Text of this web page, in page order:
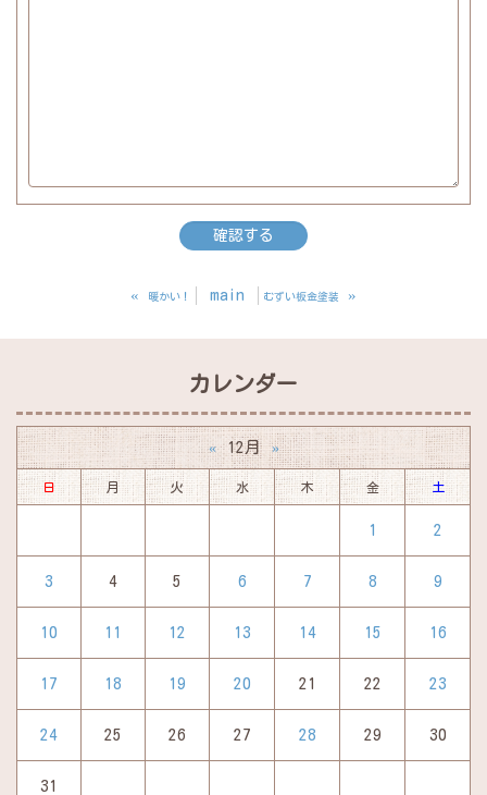
« 暖かい！ main むずい板金塗装 »
カレンダー
« 12月 »
日 月 火 水 木 金 土
1 2
3 4 5 6 7 8 9
10 11 12 13 14 15 16
17 18 19 20 21 22 23
24 25 26 27 28 29 30
31